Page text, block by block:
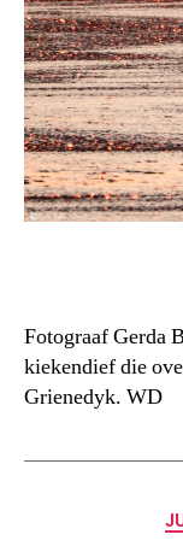
Fotograaf Gerda
kiekendief die
Grienedyk. WD